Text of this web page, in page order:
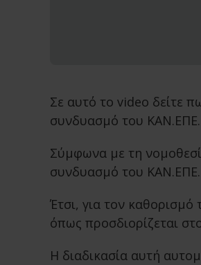
Σε αυτό το video δείτε
συνδυασμό του
Σύμφωνα με τη
συνδυασμό του
Έτσι, για τον
όπως προσδιορίζεται
Η διαδικασία αυτή